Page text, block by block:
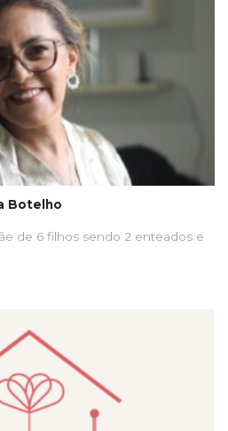
Botelho
de 6 filhos sendo 2 enteados e